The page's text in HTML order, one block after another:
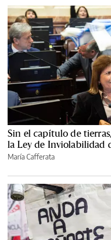
Sin el capítulo de
la Ley de Inviolabilidad
María Cafferata